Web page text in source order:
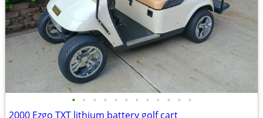
• • • • • • • • • • • •
2000 Ezgo TXT lithium battery golf cart